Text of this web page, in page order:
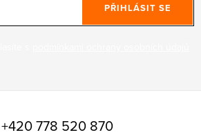
PŘIHLÁSIT SE
+420 778 520 870